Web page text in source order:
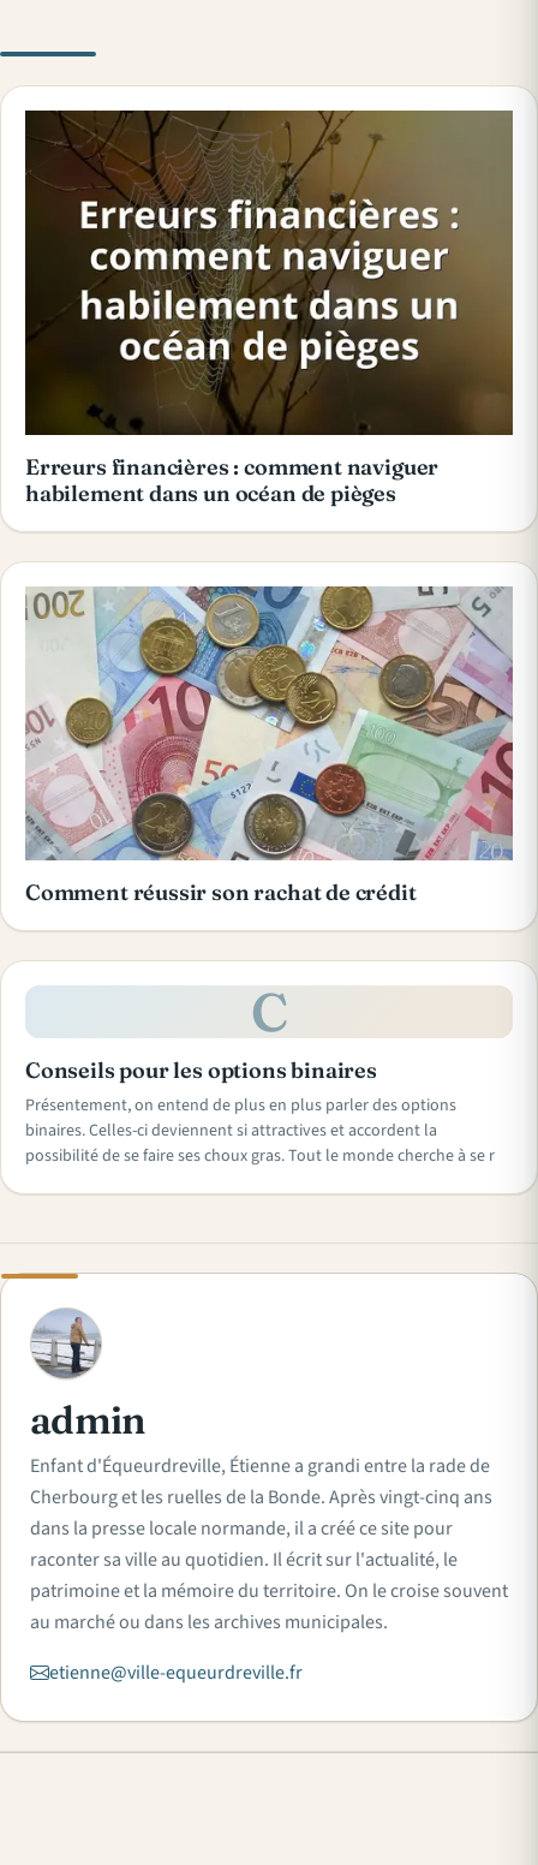
Erreurs financières : comment naviguer
habilement dans un océan de pièges
Comment réussir son rachat de crédit
C
Conseils pour les options binaires
Présentement, on entend de plus en plus parler des options
binaires. Celles-ci deviennent si attractives et accordent la
possibilité de se faire ses choux gras. Tout le monde cherche à se r
A
admin
Enfant d'Équeurdreville, Étienne a grandi entre la rade de
Cherbourg et les ruelles de la Bonde. Après vingt-cinq ans
dans la presse locale normande, il a créé ce site pour
raconter sa ville au quotidien. Il écrit sur l'actualité, le
patrimoine et la mémoire du territoire. On le croise souvent
au marché ou dans les archives municipales.
etienne@ville-equeurdreville.fr